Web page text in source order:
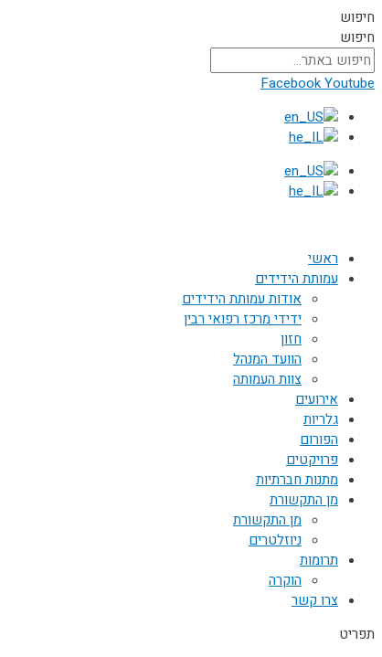
דילוג
לתוכן
חיפוש
חיפוש
FacebookYoutube
ראשי
עמותת הידידים
אודות עמותת הידידים
ידידי מרכז רפואי רבין
חזון
הוועד המנהל
צוות העמותה
אירועים
גלריות
הפורום
פרויקטים
מתנות חברתיות
מן התקשורת
מן התקשורת
ניוזלטרים
תרומות
הוקרה
צרו קשר
תפריט